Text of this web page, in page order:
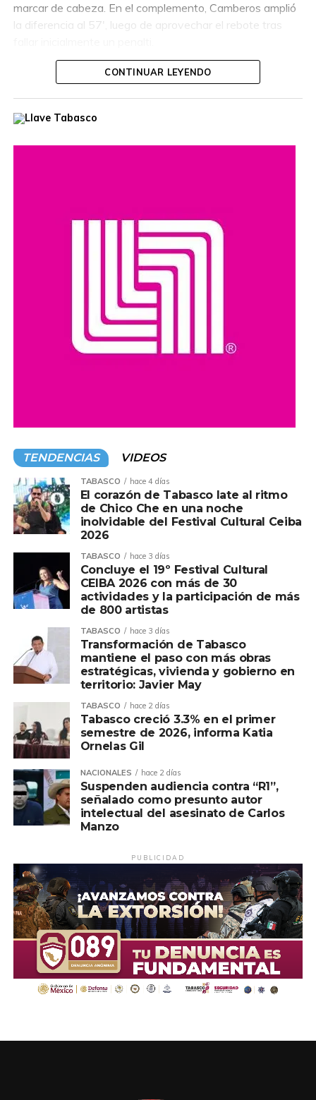
marcar de cabeza. En el complemento, Camberos amplió
la diferencia al 57′, luego de aprovechar el rebote tras
Orozco marcó el tercero al 75′ con un remate de cabeza
previamente a Jamaica.
CONTINUAR LEYENDO
TENDENCIAS VIDEOS
TABASCO hace 4 días
El corazón de Tabasco late al ritmo
de Chico Che en una noche
inolvidable del Festival Cultural Ceiba
2026
TABASCO hace 3 días
Concluye el 19º Festival Cultural
CEIBA 2026 con más de 30
actividades y la participación de más
de 800 artistas
TABASCO hace 3 días
Transformación de Tabasco
mantiene el paso con más obras
estratégicas, vivienda y gobierno en
territorio: Javier May
TABASCO hace 2 días
Tabasco creció 3.3% en el primer
semestre de 2026, informa Katia
Ornelas Gil
NACIONALES hace 2 días
Suspenden audiencia contra “R1”,
señalado como presunto autor
intelectual del asesinato de Carlos
Manzo
PUBLICIDAD